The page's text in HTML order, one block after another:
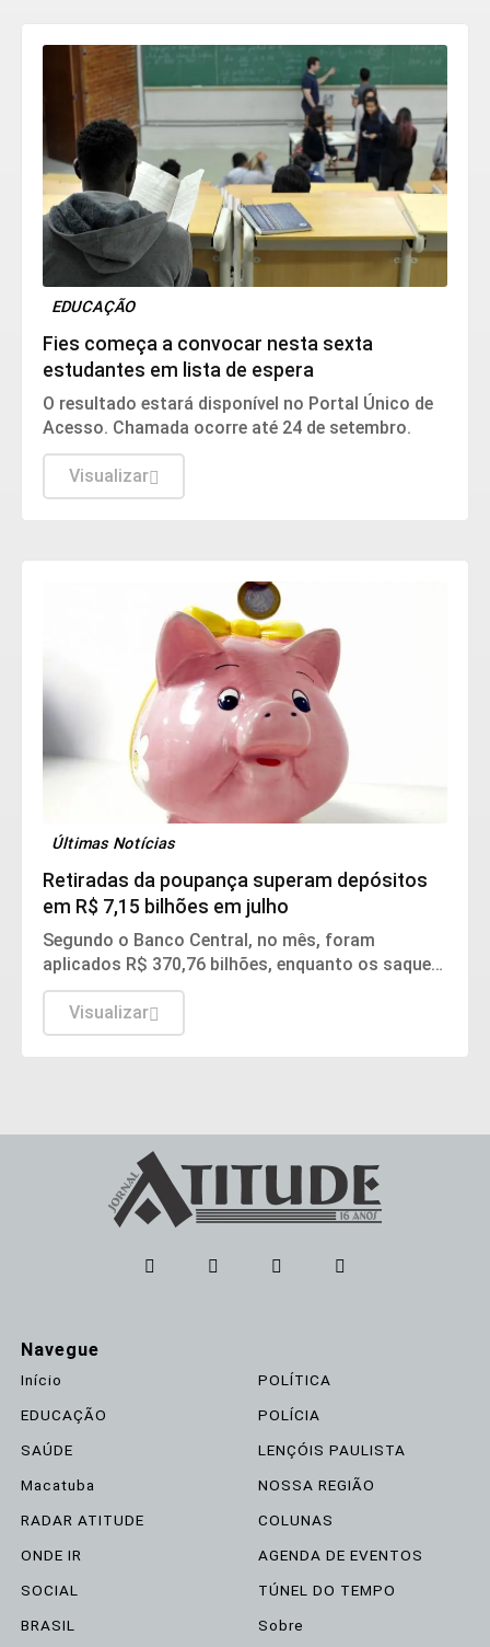
EDUCAÇÃO
Fies começa a convocar nesta sexta
estudantes em lista de espera
O resultado estará disponível no Portal Único de
Acesso. Chamada ocorre até 24 de setembro.
Visualizar
Últimas Notícias
Retiradas da poupança superam depósitos
em R$ 7,15 bilhões em julho
Segundo o Banco Central, no mês, foram
aplicados R$ 370,76 bilhões, enquanto os saques
somaram R$ 377,92 bilhões.
Visualizar
Navegue
Início
POLÍTICA
EDUCAÇÃO
POLÍCIA
SAÚDE
LENÇÓIS PAULISTA
Macatuba
NOSSA REGIÃO
RADAR ATITUDE
COLUNAS
ONDE IR
AGENDA DE EVENTOS
SOCIAL
TÚNEL DO TEMPO
BRASIL
Sobre